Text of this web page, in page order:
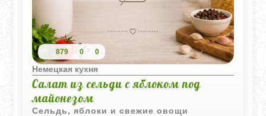
879 0 0
Немецкая кухня
Салат из сельди с яблоком под
майонезом
Сельдь, яблоки и свежие овощи